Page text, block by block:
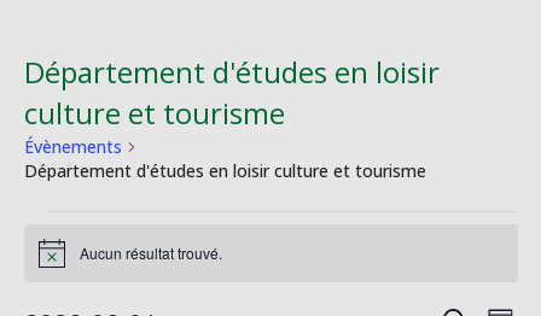
Département d'études en loisir
culture et tourisme
Évènements
Département d'études en loisir culture et tourisme
Notice Aucun résultat trouvé.